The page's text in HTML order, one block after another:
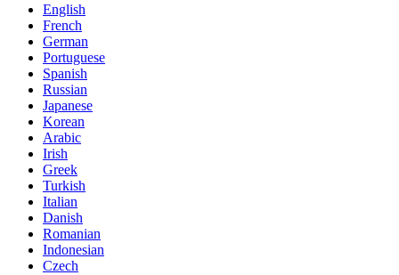
English
French
German
Portuguese
Spanish
Russian
Japanese
Korean
Arabic
Irish
Greek
Turkish
Italian
Danish
Romanian
Indonesian
Czech